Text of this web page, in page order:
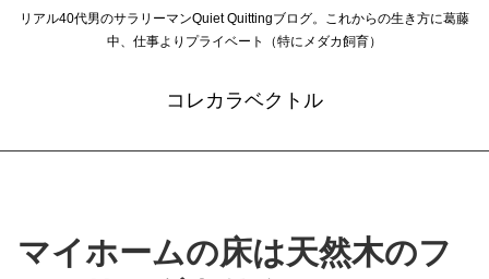
リアル40代男のサラリーマンQuiet Quittingブログ。これからの生き方に葛藤
中、仕事よりプライベート（特にメダカ飼育）
コレカラベクトル
マイホームの床は天然木のフ